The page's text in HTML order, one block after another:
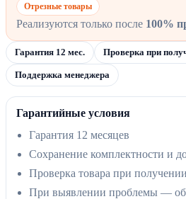
Отрезные товары
Реализуются только после 100%
Гарантия 12 мес. Проверка при
Поддержка менеджера
Гарантийные условия
Гарантия 12 месяцев
Сохранение комплектности и
Проверка товара при получении
При выявлении проблемы —